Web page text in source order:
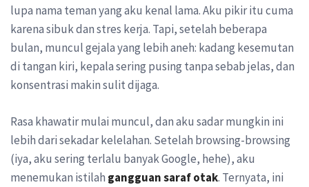
lupa nama teman yang aku kenal lama. Aku pikir itu cuma
karena sibuk dan stres kerja. Tapi, setelah beberapa
bulan, muncul gejala yang lebih aneh: kadang kesemutan
di tangan kiri, kepala sering pusing tanpa sebab jelas, dan
konsentrasi makin sulit dijaga.
Rasa khawatir mulai muncul, dan aku sadar mungkin ini
lebih dari sekadar kelelahan. Setelah browsing-browsing
(iya, aku sering terlalu banyak Google, hehe), aku
menemukan istilah gangguan saraf otak. Ternyata, ini